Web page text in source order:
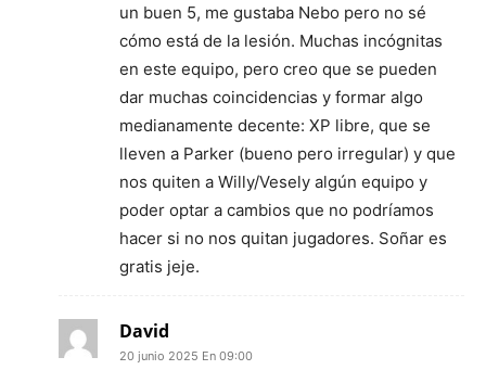
un buen 5, me gustaba Nebo pero no sé
cómo está de la lesión. Muchas incógnitas
en este equipo, pero creo que se pueden
dar muchas coincidencias y formar algo
medianamente decente: XP libre, que se
lleven a Parker (bueno pero irregular) y que
nos quiten a Willy/Vesely algún equipo y
poder optar a cambios que no podríamos
hacer si no nos quitan jugadores. Soñar es
gratis jeje.
David
20 junio 2025 En 09:00